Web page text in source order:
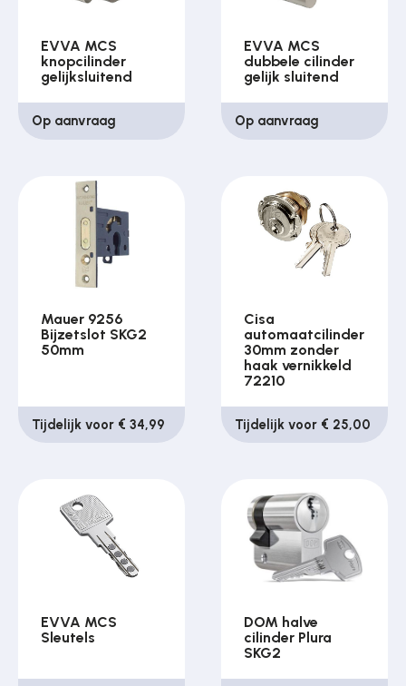
EVVA MCS
knopcilinder
gelijksluitend
Op aanvraag
EVVA MCS
dubbele cilinder
gelijk sluitend
Op aanvraag
Mauer 9256
Bijzetslot SKG2
50mm
Tijdelijk voor € 34,99
Cisa
automaatcilinder
30mm zonder
haak vernikkeld
72210
Tijdelijk voor € 25,00
EVVA MCS
Sleutels
DOM halve
cilinder Plura
SKG2